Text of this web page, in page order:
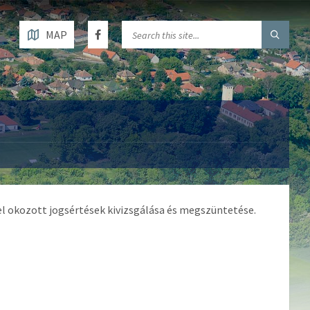
MAP
okozott jogsértések kivizsgálása és megszüntetése.